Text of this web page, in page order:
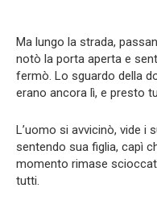
Ma lungo la strada,
notò la porta aperta e
fermò. Lo sguardo della
erano ancora lì, e presto
L’uomo si avvicinò, vide i
sentendo sua figlia, capì
momento rimase
tutti.